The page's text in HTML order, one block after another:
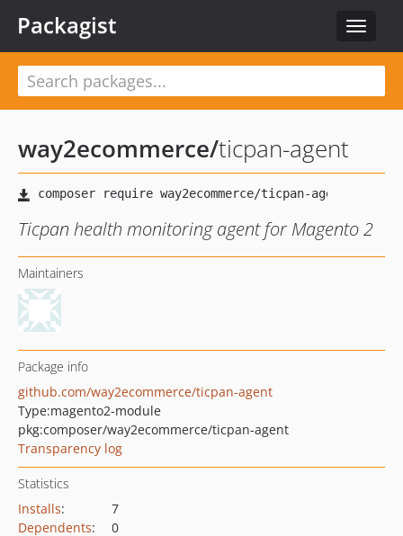
Toggle
Packagist
way2ecommerce/ticpan-agent
Ticpan health monitoring agent for Magento 2
Maintainers
Package info
github.com/way2ecommerce/ticpan-agent
Type:magento2-module
pkg:composer/way2ecommerce/ticpan-agent
Transparency log
Statistics
Installs:
7
Dependents:
0